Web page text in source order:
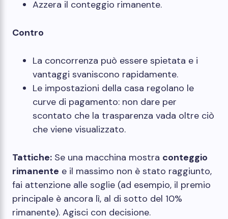
Azzera il conteggio rimanente.
Contro
La concorrenza può essere spietata e i
vantaggi svaniscono rapidamente.
Le impostazioni della casa regolano le
curve di pagamento: non dare per
scontato che la trasparenza vada oltre ciò
che viene visualizzato.
Tattiche: Se una macchina mostra conteggio
rimanente e il massimo non è stato raggiunto,
fai attenzione alle soglie (ad esempio, il premio
principale è ancora lì, al di sotto del 10%
rimanente). Agisci con decisione.